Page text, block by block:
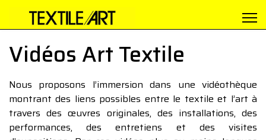
Vidéos Art Textile
Nous proposons l’immersion dans une vidéothèque
montrant des liens possibles entre le textile et l’art à
travers des œuvres originales, des installations, des
performances, des entretiens et des visites